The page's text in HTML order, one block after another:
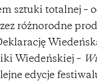
sztuki totalnej –
różnorodne
Wiedeńskiej –
edycje